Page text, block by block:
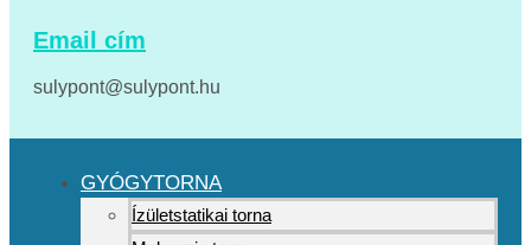
Email cím
sulypont@sulypont.hu
GYÓGYTORNA
Ízületstatikai torna